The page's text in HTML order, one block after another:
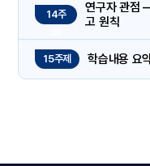
14주
연구자 관점
고 원칙
15주제 학습내용 요